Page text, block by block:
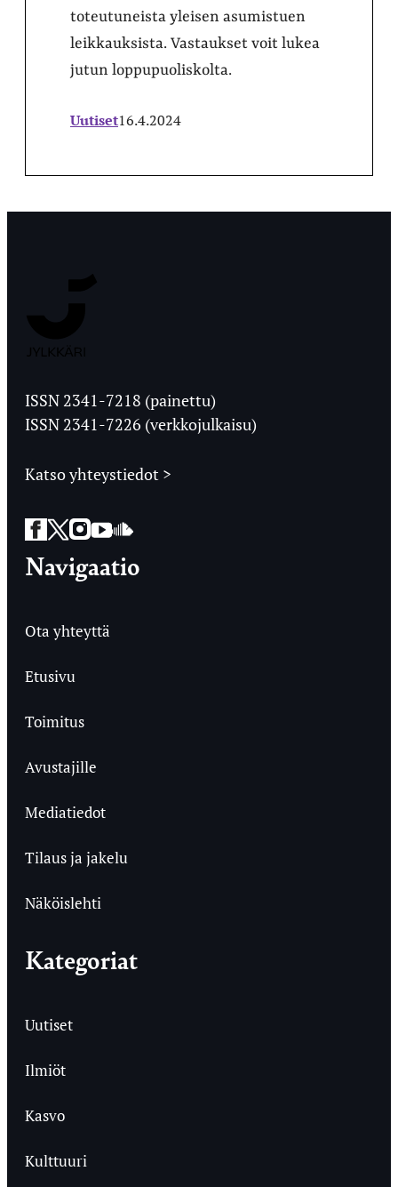
toteutuneista yleisen asumistuen
leikkauksista. Vastaukset voit lukea
jutun loppupuoliskolta.
Uutiset16.4.2024
Ylioppilaslehti
ISSN 2341-7218 (painettu)
ISSN 2341-7226 (verkkojulkaisu)
Katso yhteystiedot >
Facebook
Twitter
Instagram
YouTube
SoundCloud
Navigaatio
Ota yhteyttä
Etusivu
Toimitus
Avustajille
Mediatiedot
Tilaus ja jakelu
Näköislehti
Kategoriat
Uutiset
Ilmiöt
Kasvo
Kulttuuri